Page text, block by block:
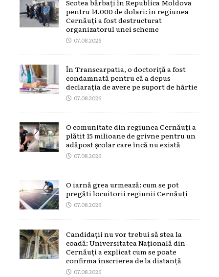
Scotea bărbați în Republica Moldova
pentru 14.000 de dolari: în regiunea
Cernăuți a fost destructurat
organizatorul unei scheme
07.08.2026
În Transcarpatia, o doctoriță a fost
condamnată pentru că a depus
declarația de avere pe suport de hârtie
07.08.2026
O comunitate din regiunea Cernăuți a
plătit 15 milioane de grivne pentru un
adăpost școlar care încă nu există
07.08.2026
O iarnă grea urmează: cum se pot
pregăti locuitorii regiunii Cernăuți
07.08.2026
Candidații nu vor trebui să stea la
coadă: Universitatea Națională din
Cernăuți a explicat cum se poate
confirma înscrierea de la distanță
07.08.2026